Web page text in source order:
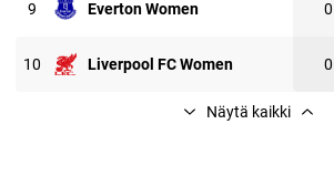
9 Everton Women 0
10 Liverpool FC Women 0
Näytä kaikki